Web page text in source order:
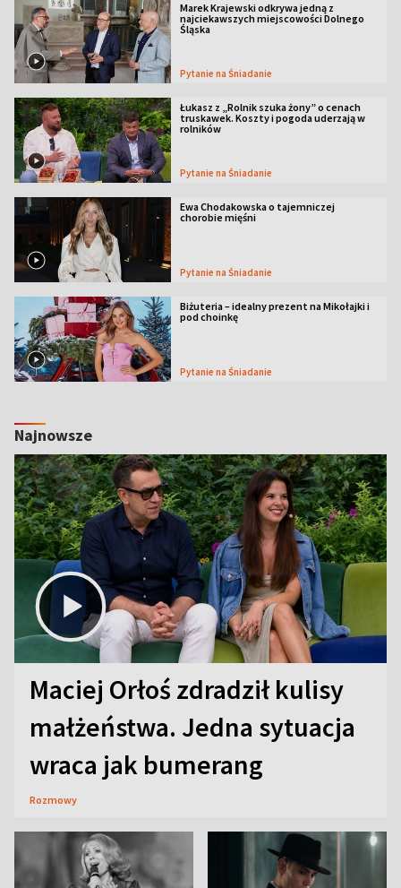
Marek Krajewski odkrywa jedną z
najciekawszych miejscowości Dolnego
Śląska
Pytanie na Śniadanie
Łukasz z „Rolnik szuka żony” o cenach
truskawek. Koszty i pogoda uderzają w
rolników
Pytanie na Śniadanie
Ewa Chodakowska o tajemniczej
chorobie mięśni
Pytanie na Śniadanie
Biżuteria – idealny prezent na Mikołajki i
pod choinkę
Pytanie na Śniadanie
Najnowsze
Maciej Orłoś zdradził kulisy
małżeństwa. Jedna sytuacja
wraca jak bumerang
Rozmowy